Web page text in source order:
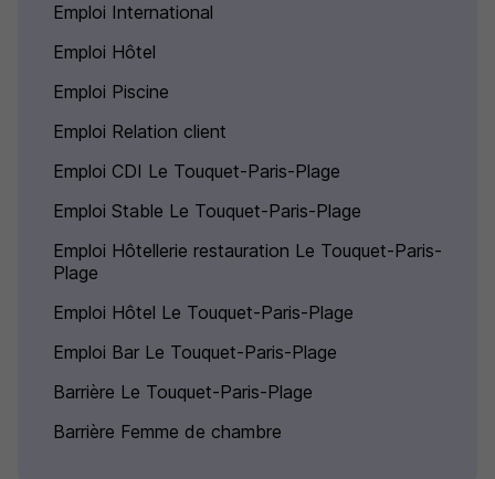
Emploi International
Emploi Hôtel
Emploi Piscine
Emploi Relation client
Emploi CDI Le Touquet-Paris-Plage
Emploi Stable Le Touquet-Paris-Plage
Emploi Hôtellerie restauration Le Touquet-Paris-
Plage
Emploi Hôtel Le Touquet-Paris-Plage
Emploi Bar Le Touquet-Paris-Plage
Barrière Le Touquet-Paris-Plage
Barrière Femme de chambre